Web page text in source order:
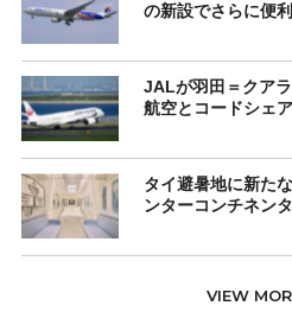
の新設でさらに便
JALが羽田＝クア
航空とコードシェ
タイ避暑地に新た
ンターコンチネン
VIEW